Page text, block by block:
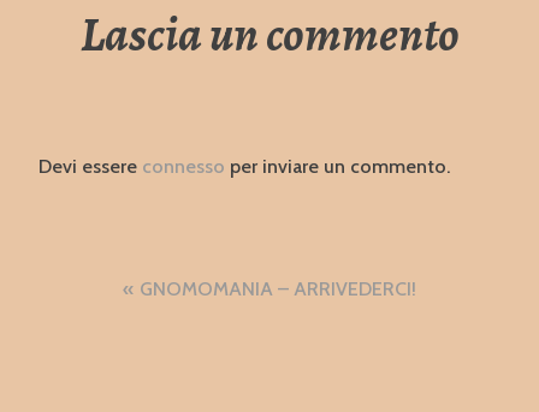
Lascia un commento
Devi essere connesso per inviare un commento.
Navigazione
GNOMOMANIA – ARRIVEDERCI!